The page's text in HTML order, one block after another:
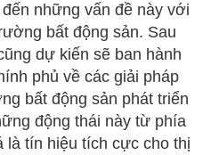
những vấn đề này với
bất động sản. Sau
dự kiến sẽ ban hành
phủ về các giải pháp
bất động sản phát triển
động thái này từ phía
là tín hiệu tích cực cho thị